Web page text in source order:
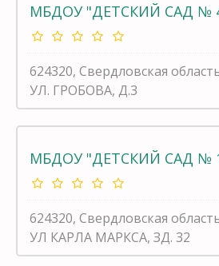
МБДОУ "ДЕТСКИЙ САД №
624320, Свердловская
УЛ. ГРОБОВА, Д.3
МБДОУ "ДЕТСКИЙ САД №
624320, Свердловская
УЛ КАРЛА МАРКСА, ЗД. 32